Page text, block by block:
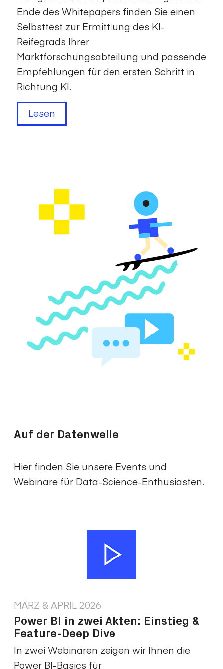
Ende des Whitepapers finden Sie einen
Selbsttest zur Ermittlung des KI-
Reifegrads Ihrer
Marktforschungsabteilung und passende
Empfehlungen für den ersten Schritt in
Richtung KI.
Lesen
Auf der Datenwelle
Hier finden Sie unsere Events und
Webinare für Data-Science-Enthusiasten.
MÄRZ & APRIL 2026
Power BI in zwei Akten: Einstieg &
Feature-Deep Dive
In zwei Webinaren zeigen wir Ihnen die
Power BI-Basics für